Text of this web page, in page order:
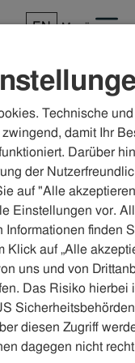
EN Menü
Einblicke
der
Technische
damit Ihr
Darüber
der
auf "Alle
Einstellungen vor.
finden
Klick auf „Alle
uns und von
Das Risiko hierbei
diesen Zugriff
dagegen nicht